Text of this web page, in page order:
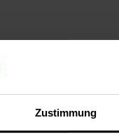
Zustimmung